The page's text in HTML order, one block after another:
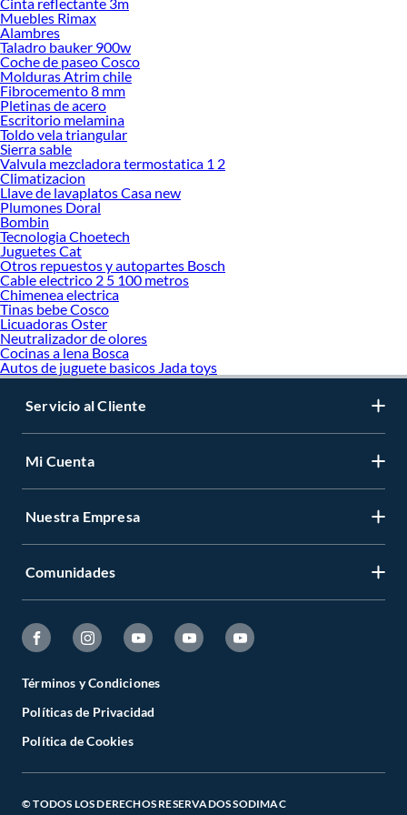
Muebles Rimax
Alambres
Taladro bauker 900w
Coche de paseo Cosco
Molduras Atrim chile
Fibrocemento 8 mm
Pletinas de acero
Escritorio melamina
Toldo vela triangular
Sierra sable
Valvula mezcladora termostatica 1 2
Climatizacion
Llave de lavaplatos Casa new
Plumones Doral
Bombin
Tecnologia Choetech
Juguetes Cat
Otros repuestos y autopartes Bosch
Cable electrico 2 5 100 metros
Chimenea electrica
Tinas bebe Cosco
Licuadoras Oster
Neutralizador de olores
Cocinas a lena Bosca
Autos de juguete basicos Jada toys
Servicio al Cliente
Mi Cuenta
Nuestra Empresa
Comunidades
Términos y Condiciones
Políticas de Privacidad
Política de Cookies
© TODOS LOS DERECHOS RESERVADOS SODIMAC